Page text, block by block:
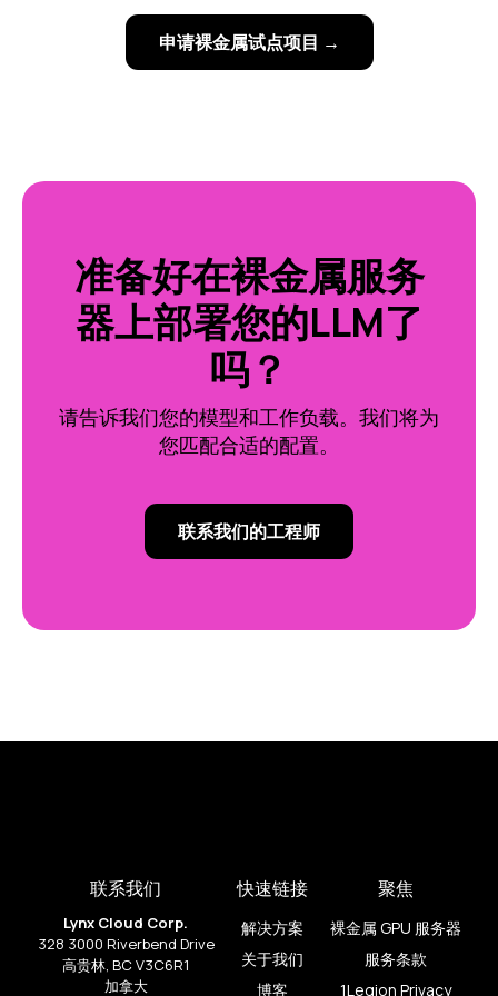
申请裸金属试点项目 →
准备好在裸金属服务
器上部署您的LLM了
吗？
请告诉我们您的模型和工作负载。我们将为
您匹配合适的配置。
联系我们的工程师
联系我们
Lynx Cloud Corp.
328 3000 Riverbend Drive
高贵林, BC V3C6R1
加拿大
快速链接
解决方案
关于我们
博客
聚焦
裸金属 GPU 服务器
服务条款
1Legion Privacy